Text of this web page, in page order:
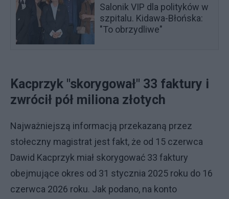
Salonik VIP dla polityków w
szpitalu. Kidawa-Błońska:
"To obrzydliwe"
Kacprzyk "skorygował" 33 faktury i
zwrócił pół miliona złotych
Najważniejszą informacją przekazaną przez
stołeczny magistrat jest fakt, że od 15 czerwca
Dawid Kacprzyk miał skorygować 33 faktury
obejmujące okres od 31 stycznia 2025 roku do 16
czerwca 2026 roku. Jak podano, na konto